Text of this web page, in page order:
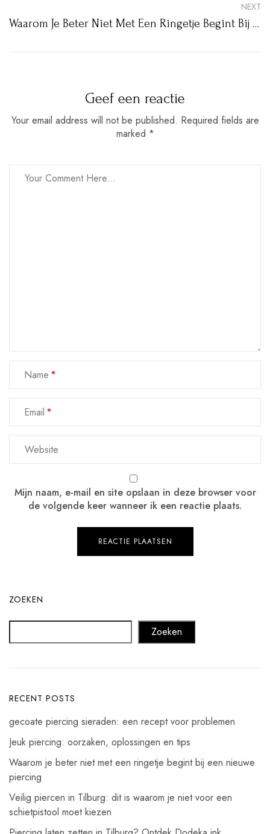
ZOEKEN
Zoeken
RECENT POSTS
gecoate piercing sieraden: een recept voor problemen
Jeuk piercing: oorzaken, oplossingen en tips
Waarom je beter niet met een ringetje begint bij een nieuwe
piercing
Veilig piercen in Tilburg: dit is waarom je niet voor een
schietpistool moet kiezen
NEXT
Waarom Je Beter Niet Met Een Ringetje Begint Bij Een Nieuwe Piercing
Geef een reactie
Your email address will not be published. Required fields are
marked *
Name
Email
Mijn naam, e-mail en site opslaan in deze browser voor
de volgende keer wanneer ik een reactie plaats.